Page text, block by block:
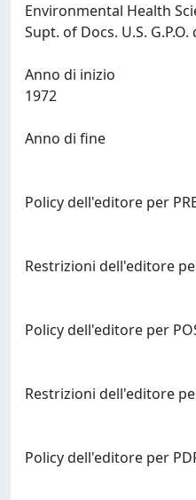
Environmental Health
Anno di inizio
Anno di fine
Policy dell'editore per
Restrizioni dell'editore
Policy dell'editore per
Restrizioni dell'editore
Policy dell'editore per